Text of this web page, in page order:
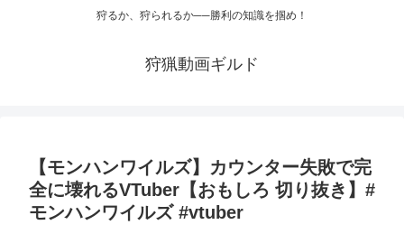
狩るか、狩られるか──勝利の知識を掴め！
狩猟動画ギルド
【モンハンワイルズ】カウンター失敗で完
全に壊れるVTuber【おもしろ 切り抜き】#
モンハンワイルズ #vtuber